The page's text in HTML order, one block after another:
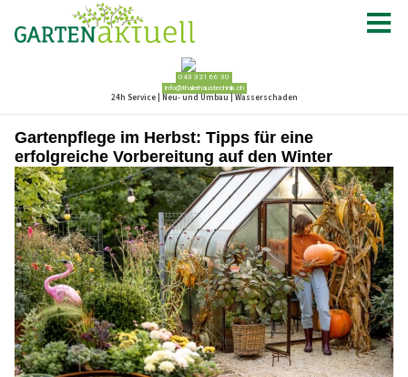
Gartenpflege im Herbst: Tipps für eine
erfolgreiche Vorbereitung auf den Winter